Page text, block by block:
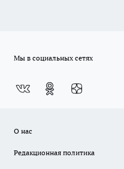
Мы в социальных сетях
О нас
Редакционная политика